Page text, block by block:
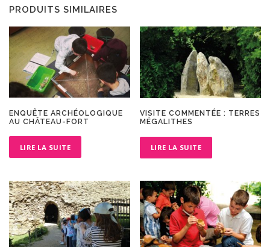
PRODUITS SIMILAIRES
ENQUÊTE ARCHÉOLOGIQUE
AU CHÂTEAU-FORT
LIRE LA SUITE
VISITE COMMENTÉE : TERRES
MÉGALITHES
LIRE LA SUITE